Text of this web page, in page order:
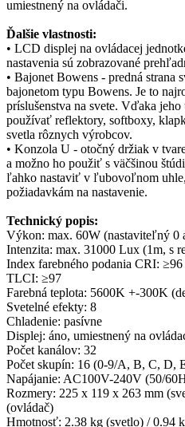
umiestnený na ovládači.
Ďalšie vlastnosti:
• LCD displej na ovládacej
nastavenia sú zobrazované
• Bajonet Bowens - predná strana
bajonetom typu Bowens. Je to
príslušenstva na svete. Vďaka
používať reflektory, softboxy,
svetla rôznych výrobcov.
• Konzola U - otočný držiak v
a možno ho použiť s väčšinou
ľahko nastaviť v ľubovoľnom
požiadavkám na nastavenie.
Technický popis:
Výkon: max. 60W (nastaviteľný 0
Intenzita: max. 31000 Lux (1m, s
Index farebného podania CRI: ≥96
TLCI: ≥97
Farebná teplota: 5600K +-300K
Svetelné efekty: 8
Chladenie: pasívne
Displej: áno, umiestnený na
Počet kanálov: 32
Počet skupín: 16 (0-9/A, B, C, D,
Napájanie: AC100V-240V (50/
Rozmery: 225 x 119 x 263 mm
(ovládač)
Hmotnosť: 2.38 kg (svetlo) / 0.94